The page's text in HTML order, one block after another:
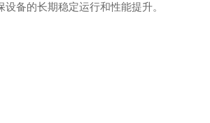
备的长期稳定运行和性能提升。